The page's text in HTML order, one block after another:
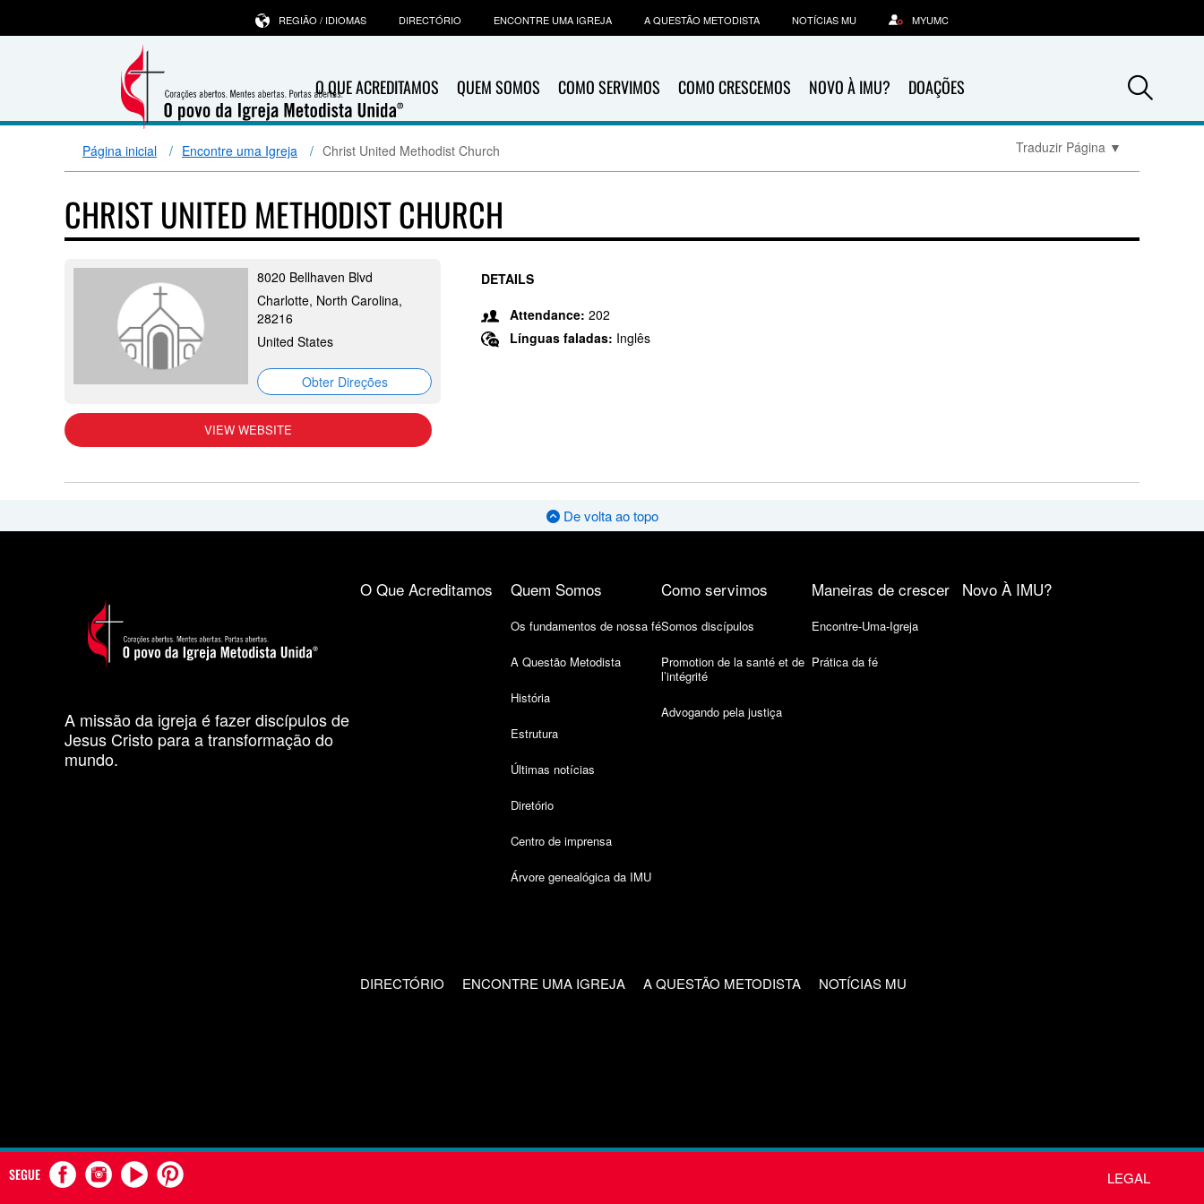
O QUE ACREDITAMOS QUEM SOMOS COMO SERVIMOS COMO CRESCEMOS NOVO À IMU? DOAÇÕES
REGIÃO / IDIOMAS DIRECTÓRIO ENCONTRE UMA IGREJA A QUESTÃO METODISTA NOTÍCIAS MU MYUMC
Página inicial Encontre uma Igreja Christ United Methodist Church Traduzir Página ▼
CHRIST UNITED METHODIST CHURCH
8020 Bellhaven Blvd
Charlotte, North Carolina,
28216
United States
Obter Direções
VIEW WEBSITE
DETAILS
Attendance: 202
Línguas faladas: Inglês
De volta ao topo
A missão da igreja é fazer discípulos de
Jesus Cristo para a transformação do
mundo.
O Que Acreditamos Quem Somos
Os fundamentos de nossa fé
A Questão Metodista
História
Estrutura
Últimas notícias
Diretório
Centro de imprensa
Árvore genealógica da IMU
Como servimos
Somos discípulos
Promotion de la santé et de
l’intégrité
Advogando pela justiça
Maneiras de crescer
Encontre-Uma-Igreja
Prática da fé
Novo À IMU?
DIRECTÓRIO ENCONTRE UMA IGREJA A QUESTÃO METODISTA NOTÍCIAS MU
SEGUE LEGAL